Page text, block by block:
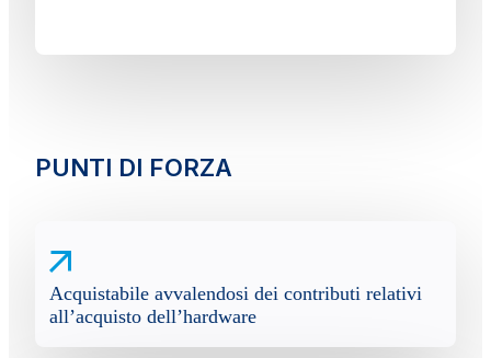
PUNTI DI FORZA
Acquistabile avvalendosi dei contributi relativi
all’acquisto dell’hardware